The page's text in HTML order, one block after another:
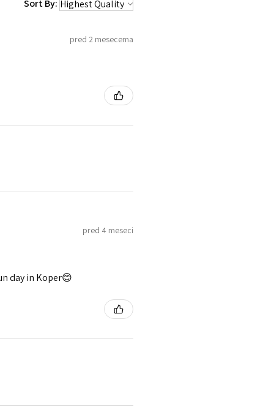
Sort By:
pred 2 mesecema
pred 4 meseci
day in Koper😊